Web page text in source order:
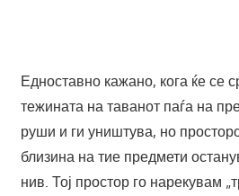
Едноставно кажано, кога ќе се
тежината на таванот паѓа на
руши и ги уништува, но
близина на тие предмети
нив. Тој простор го нарекувам